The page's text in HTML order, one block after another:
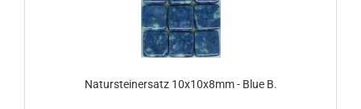
Natursteinersatz 10x10x8mm - Blue B.